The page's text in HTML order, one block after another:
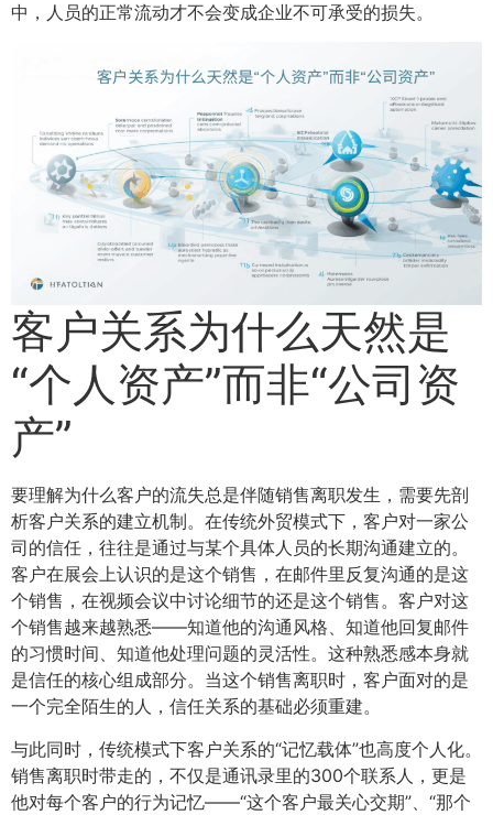
中，人员的正常流动才不会变成企业不可承受的损失。
客户关系为什么天然是
“个人资产”而非“公司资
产”
要理解为什么客户的流失总是伴随销售离职发生，需要先剖
析客户关系的建立机制。在传统外贸模式下，客户对一家公
司的信任，往往是通过与某个具体人员的长期沟通建立的。
客户在展会上认识的是这个销售，在邮件里反复沟通的是这
个销售，在视频会议中讨论细节的还是这个销售。客户对这
个销售越来越熟悉——知道他的沟通风格、知道他回复邮件
的习惯时间、知道他处理问题的灵活性。这种熟悉感本身就
是信任的核心组成部分。当这个销售离职时，客户面对的是
一个完全陌生的人，信任关系的基础必须重建。
与此同时，传统模式下客户关系的“记忆载体”也高度个人化。
销售离职时带走的，不仅是通讯录里的300个联系人，更是
他对每个客户的行为记忆——“这个客户最关心交期”、“那个